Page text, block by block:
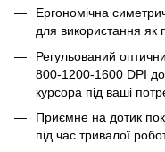
Ергономічна
для використання як
Регульований
800-1200-1600 DPI
курсора під ваші
Приємне на дотик
під час тривалої